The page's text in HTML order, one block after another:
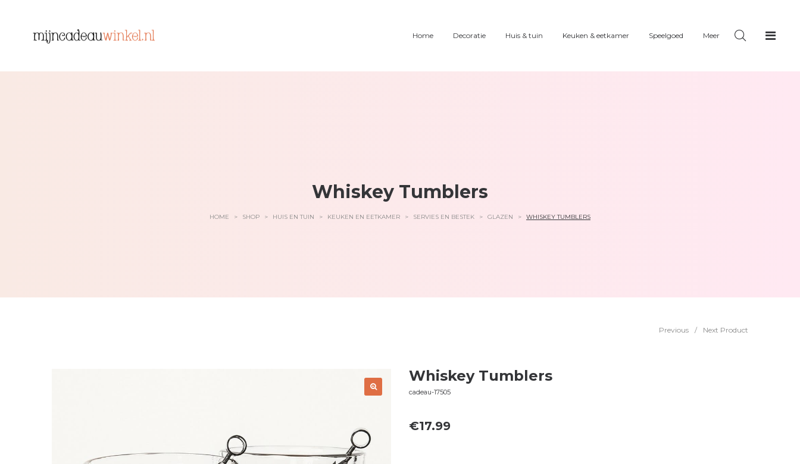
Home Decoratie Huis & tuin Keuken & eetkamer Speelgoed Meer
Whiskey Tumblers
HOME > SHOP > HUIS EN TUIN > KEUKEN EN EETKAMER > SERVIES EN BESTEK > GLAZEN > WHISKEY TUMBLERS
Previous / Next Product
Whiskey Tumblers
cadeau-17505
€17.99